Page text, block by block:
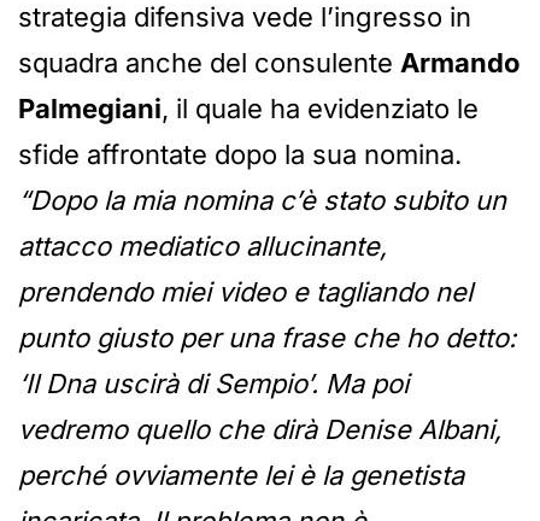
strategia difensiva vede l’ingresso in
squadra anche del consulente Armando
Palmegiani, il quale ha evidenziato le
sfide affrontate dopo la sua nomina.
“Dopo la mia nomina c’è stato subito un
attacco mediatico allucinante,
prendendo miei video e tagliando nel
punto giusto per una frase che ho detto:
‘Il Dna uscirà di Sempio’. Ma poi
vedremo quello che dirà Denise Albani,
perché ovviamente lei è la genetista